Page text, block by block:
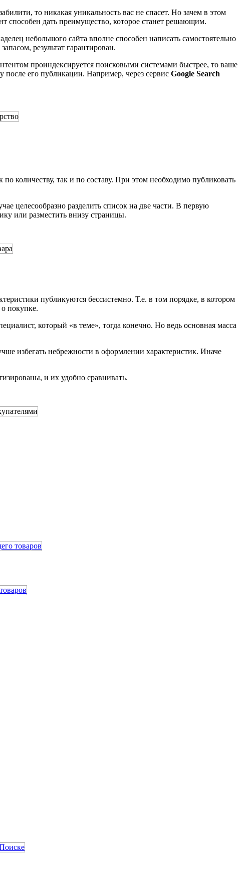
то никакая уникальность вас не спасет. Но зачем в этом
способен дать преимущество, которое станет решающим.
небольшого сайта вполне способен написать самостоятельно
результат гарантирован.
проиндексируется поисковыми системами быстрее, то ваше
после его публикации. Например, через сервис Google Search
количеству, так и по составу. При этом необходимо публиковать
целесообразно разделить список на две части. В первую
или разместить внизу страницы.
публикуются бессистемно. Т.е. в том порядке, в котором
покупке.
который «в теме», тогда конечно. Но ведь основная масса
избегать небрежности в оформлении характеристик. Иначе
и их удобно сравнивать.